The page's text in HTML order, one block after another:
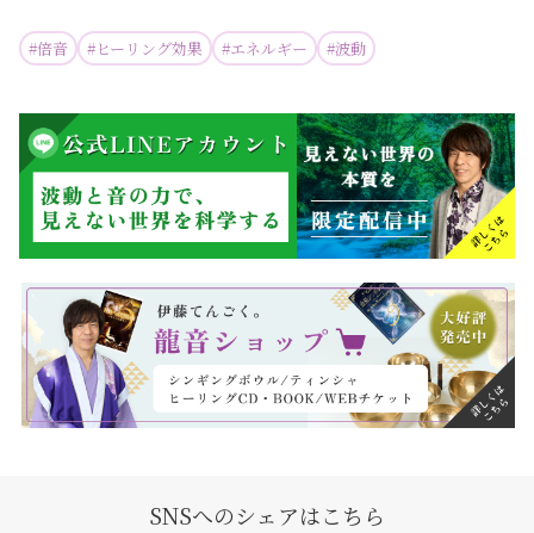
#倍音 #ヒーリング効果 #エネルギー #波動
SNSへのシェアはこちら